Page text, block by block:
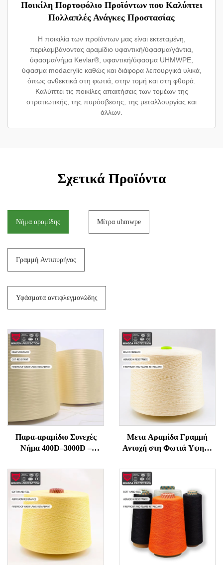
Ποικίλη Πορτοφόλιο Προϊόντων που Καλύπτει
Πολλαπλές Ανάγκες Προστασίας
Η ποικιλία των προϊόντων μας είναι εκτεταμένη,
περιλαμβάνοντας αραμίδιο υφαντική/ύφασμα/γάντια,
ύφασμα/νήμα Kevlar®, υφαντική/ύφασμα UHMWPE,
ύφασμα modacrylic καθώς και διάφορα λειτουργικά υλικά,
όπως ανθεκτικά στη φωτιά, στην τομή και στη φθορά.
Καλύπτει τις ποικίλες απαιτήσεις των τομέων της
στρατιωτικής, της πυρόσβεσης, της μεταλλουργίας και
άλλων.
Σχετικά Προϊόντα
Νήμα αραμίδης Μίτρα uhmwpe
Γραμμή Αντιπυρήνας
Υφάσματα αντιφλεγμονώδης
Παρα-αραμίδιο Συνεχές
Νήμα 400D–3000D –
Ανθεκτικό σε Φλόγα και
Κοπή για Γάντια, Σχοινιά,
Ραπτικά Προστασίας
Μετα Αραμίδα Γραμμή
Αντοχή στη Φωτιά Υψηλή
Αντιφλεγμονική για Ράπτη
και Πλέξιμο Υψηλής
Δύναμης Τεχνική Γραμμή